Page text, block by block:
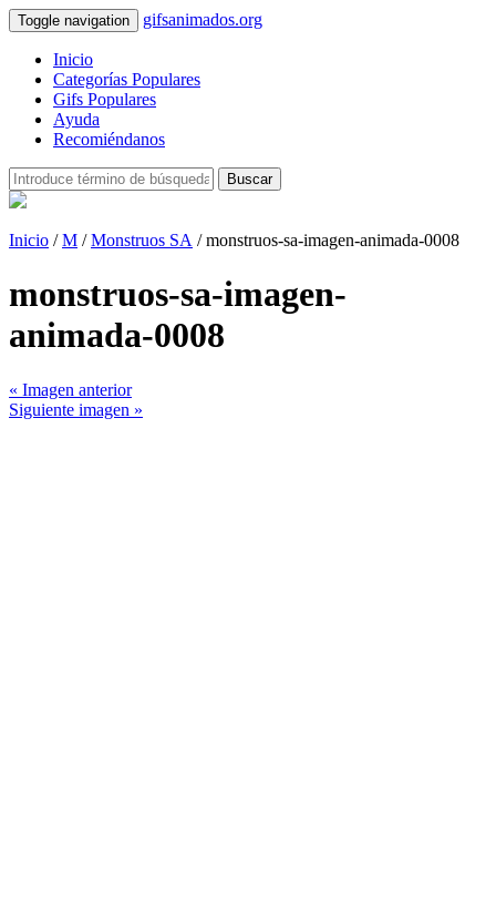
Toggle navigation gifsanimados.org
Inicio
Categorías Populares
Gifs Populares
Ayuda
Recomiéndanos
Buscar
Inicio /M /Monstruos SA / monstruos-sa-imagen-animada-0008
monstruos-sa-imagen-
animada-0008
« Imagen anterior
Siguiente imagen »